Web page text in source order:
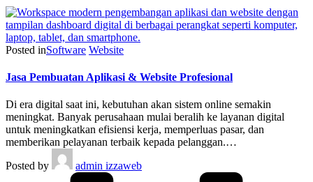
Posted inSoftware Website
Jasa Pembuatan Aplikasi & Website Profesional
Di era digital saat ini, kebutuhan akan sistem online semakin
meningkat. Banyak perusahaan mulai beralih ke layanan digital
untuk meningkatkan efisiensi kerja, memperluas pasar, dan
memberikan pelayanan terbaik kepada pelanggan.…
Posted by
admin izzaweb